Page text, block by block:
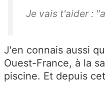
Je vais t'aider :
J'en connais aussi
Ouest-France, à la
piscine. Et depuis